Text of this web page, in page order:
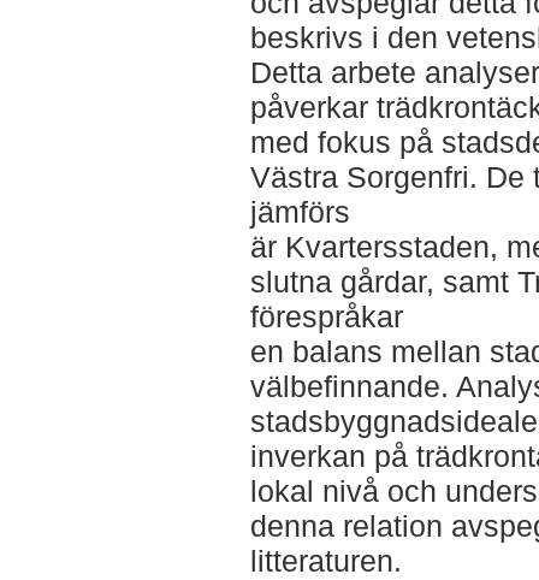
beskrivs i den
Detta arbete
påverkar
med fokus på
Västra Sorgenfri. De
jämförs
är Kvartersstaden,
slutna gårdar, samt
förespråkar
en balans mellan
välbefinnande.
inverkan på
lokal nivå och
denna relation
litteraturen.